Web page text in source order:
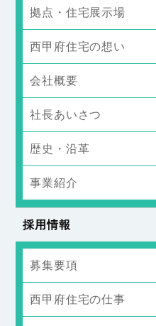
拠点・住宅展示場
西甲府住宅の想い
会社概要
社長あいさつ
歴史・沿革
事業紹介
採用情報
募集要項
西甲府住宅の仕事